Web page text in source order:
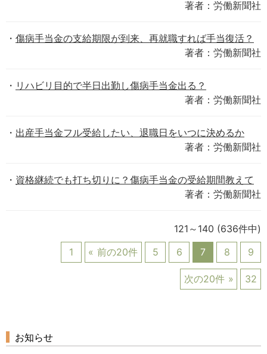
著者：労働新聞社
傷病手当金の支給期限が到来、再就職すれば手当復活？
著者：労働新聞社
リハビリ目的で半日出勤し傷病手当金出る？
著者：労働新聞社
出産手当金フル受給したい、退職日をいつに決めるか
著者：労働新聞社
資格継続でも打ち切りに？傷病手当金の受給期間教えて
著者：労働新聞社
121～140 (636件中)
1
前の20件 5 6 7 8 9
次の20件 32
お知らせ